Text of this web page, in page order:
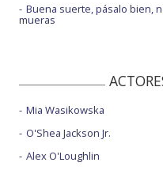
Buena suerte, pásalo bien,
mueras
Mia Wasikowska
O'Shea Jackson Jr.
Alex O'Loughlin